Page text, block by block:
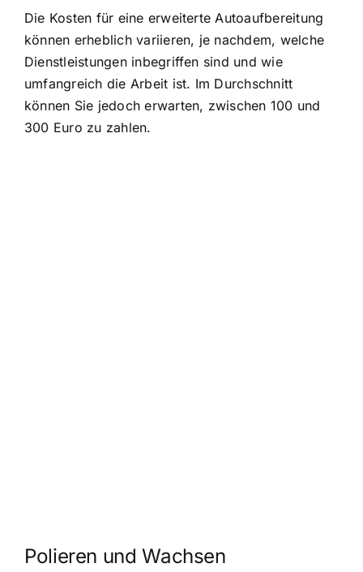
Die Kosten für eine erweiterte Autoaufbereitung
können erheblich variieren, je nachdem, welche
Dienstleistungen inbegriffen sind und wie
umfangreich die Arbeit ist. Im Durchschnitt
können Sie jedoch erwarten, zwischen 100 und
300 Euro zu zahlen.
Polieren und Wachsen